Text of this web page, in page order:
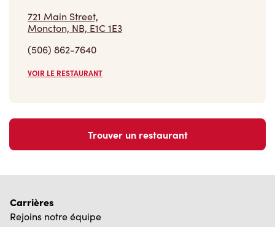
721 Main Street,
Moncton, NB, E1C 1E3
(506) 862-7640
VOIR LE RESTAURANT
Trouver un restaurant
Carrières
Rejoins notre équipe